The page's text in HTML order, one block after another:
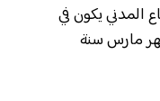
المدني يكون في
مارس سنة